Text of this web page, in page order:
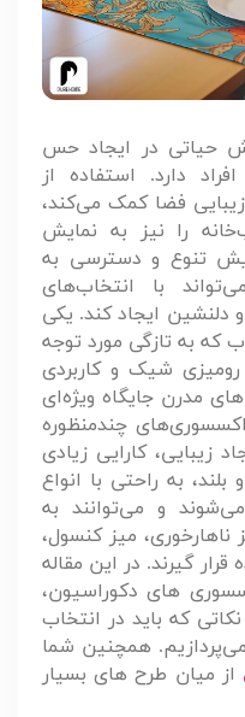
حیاتی در ایجاد حس
دارد. استفاده از
فضا کمک می‌کند،
را نیز به نمایش
تنوع و دسترسی به
با انتخاب‌های
دلنشین ایجاد کند. یکی
که به تازگی مورد توجه
شیک و کاربردی
مدرن جایگاه ویژه‌ای
چندمنظوره
زیبایی، کارایی زیادی
به راحتی با انواع
و می‌توانند به
میز کنسول،
گیرند. در این مقاله
های دکوراسیون،
که باید در انتخاب
همچنین شما
از میان طرح های بسیار